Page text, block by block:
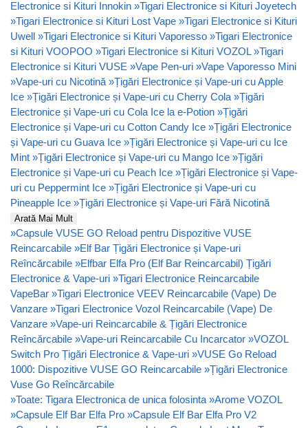
Electronice si Kituri Innokin »Tigari Electronice si Kituri Joyetech
»Tigari Electronice si Kituri Lost Vape »Tigari Electronice si Kituri
Uwell »Tigari Electronice si Kituri Vaporesso »Tigari Electronice
si Kituri VOOPOO »Tigari Electronice si Kituri VOZOL »Tigari
Electronice si Kituri VUSE »Vape Pen-uri »Vape Vaporesso Mini
»Vape-uri cu Nicotină »Țigări Electronice și Vape-uri cu Apple
Ice »Țigări Electronice și Vape-uri cu Cherry Cola »Țigări
Electronice și Vape-uri cu Cola Ice la e-Potion »Țigări
Electronice și Vape-uri cu Cotton Candy Ice »Țigări Electronice
și Vape-uri cu Guava Ice »Țigări Electronice și Vape-uri cu Ice
Mint »Țigări Electronice și Vape-uri cu Mango Ice »Țigări
Electronice și Vape-uri cu Peach Ice »Țigări Electronice și Vape-
uri cu Peppermint Ice »Țigări Electronice și Vape-uri cu
Pineapple Ice »Țigări Electronice și Vape-uri Fără Nicotină
Arată Mai Mult
»Capsule VUSE GO Reload pentru Dispozitive VUSE
Reincarcabile »Elf Bar Țigări Electronice și Vape-uri
Reîncărcabile »Elfbar Elfa Pro (Elf Bar Reincarcabil) Țigări
Electronice & Vape-uri »Tigari Electronice Reincarcabile
VapeBar »Tigari Electronice VEEV Reincarcabile (Vape) De
Vanzare »Tigari Electronice Vozol Reincarcabile (Vape) De
Vanzare »Vape-uri Reincarcabile & Țigări Electronice
Reîncărcabile »Vape-uri Reincarcabile Cu Incarcator »VOZOL
Switch Pro Țigări Electronice & Vape-uri »VUSE Go Reload
1000: Dispozitive VUSE GO Reincarcabile »Țigări Electronice
Vuse Go Reîncărcabile
»Toate: Tigara Electronica de unica folosinta »Arome VOZOL
»Capsule Elf Bar Elfa Pro »Capsule Elf Bar Elfa Pro V2